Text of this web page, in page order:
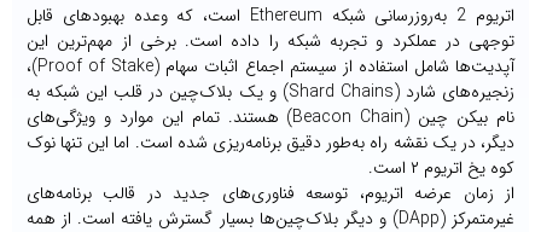
اتریوم 2 به‌روزرسانی شبکه Ethereum است، که وعده بهبودهای قابل
توجهی در عملکرد و تجربه شبکه را داده است. برخی از مهم‌ترین این
آپدیت‌ها شامل استفاده از سیستم اجماع اثبات سهام (Proof of Stake)،
زنجیره‌های شارد (Shard Chains) و یک بلاک‌چین در قلب این شبکه به
نام بیکن چین (Beacon Chain) هستند. تمام‌ این موارد و ویژگی‌های
دیگر، در یک نقشه راه به‌طور دقیق برنامه‌ریزی شده است. اما این تنها نوک
کوه یخ اتریوم ۲ است.
از زمان عرضه اتریوم، توسعه فناوری‌های جدید در قالب برنامه‌های
غیرمتمرکز (DApp) و دیگر بلاک‌چین‌ها بسیار گسترش یافته است. از همه